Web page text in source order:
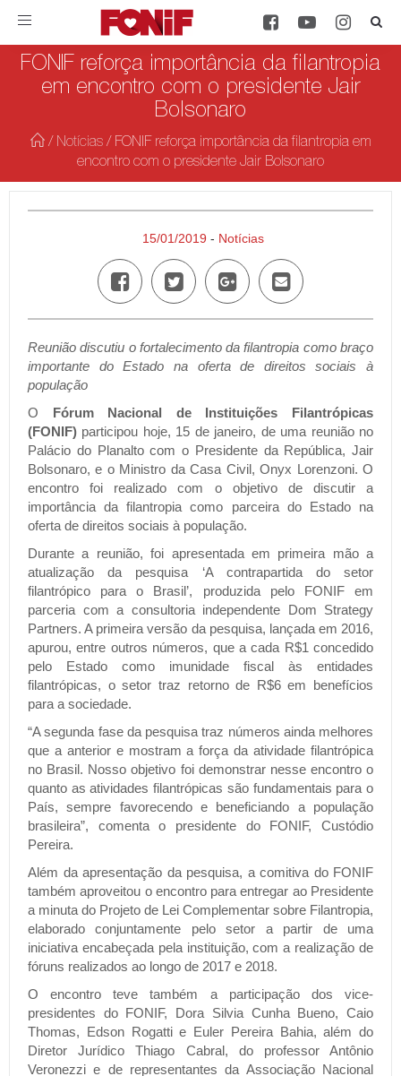
Toggle
FONIF reforça importância da filantropia
em encontro com o presidente Jair
Bolsonaro
/ Notícias/ FONIF reforça importância da filantropia em
encontro com o presidente Jair Bolsonaro
15/01/2019 - Notícias
Reunião discutiu o fortalecimento da filantropia como braço
importante do Estado na oferta de direitos sociais à
população
O Fórum Nacional de Instituições Filantrópicas
(FONIF) participou hoje, 15 de janeiro, de uma reunião no
Palácio do Planalto com o Presidente da República, Jair
Bolsonaro, e o Ministro da Casa Civil, Onyx Lorenzoni. O
encontro foi realizado com o objetivo de discutir a
importância da filantropia como parceira do Estado na
oferta de direitos sociais à população.
Durante a reunião, foi apresentada em primeira mão a
atualização da pesquisa ‘A contrapartida do setor
filantrópico para o Brasil’, produzida pelo FONIF em
parceria com a consultoria independente Dom Strategy
Partners. A primeira versão da pesquisa, lançada em 2016,
apurou, entre outros números, que a cada R$1 concedido
pelo Estado como imunidade fiscal às entidades
filantrópicas, o setor traz retorno de R$6 em benefícios
para a sociedade.
“A segunda fase da pesquisa traz números ainda melhores
que a anterior e mostram a força da atividade filantrópica
no Brasil. Nosso objetivo foi demonstrar nesse encontro o
quanto as atividades filantrópicas são fundamentais para o
País, sempre favorecendo e beneficiando a população
brasileira”, comenta o presidente do FONIF, Custódio
Pereira.
Além da apresentação da pesquisa, a comitiva do FONIF
também aproveitou o encontro para entregar ao Presidente
a minuta do Projeto de Lei Complementar sobre Filantropia,
elaborado conjuntamente pelo setor a partir de uma
iniciativa encabeçada pela instituição, com a realização de
fóruns realizados ao longo de 2017 e 2018.
O encontro teve também a participação dos vice-
presidentes do FONIF, Dora Silvia Cunha Bueno, Caio
Thomas, Edson Rogatti e Euler Pereira Bahia, além do
Diretor Jurídico Thiago Cabral, do professor Antônio
Veronezzi e de representantes da Associação Nacional